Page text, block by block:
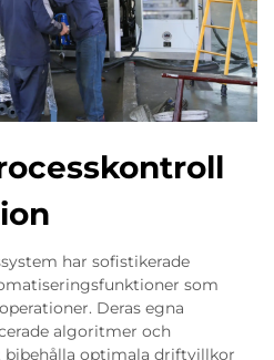
har sofistikerade
som
Deras egna
algoritmer och
optimala driftvillkor